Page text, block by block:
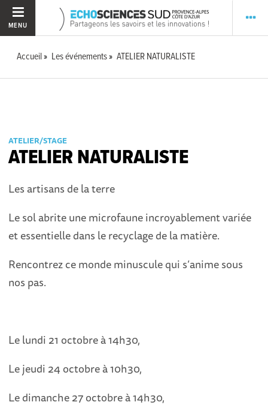
MENU
Accueil Les événements ATELIER NATURALISTE
ATELIER/STAGE
ATELIER NATURALISTE
Les artisans de la terre
Le sol abrite une microfaune incroyablement variée
et essentielle dans le recyclage de la matière.
Rencontrez ce monde minuscule qui s’anime sous
nos pas.
Le lundi 21 octobre à 14h30,
Le jeudi 24 octobre à 10h30,
Le dimanche 27 octobre à 14h30,